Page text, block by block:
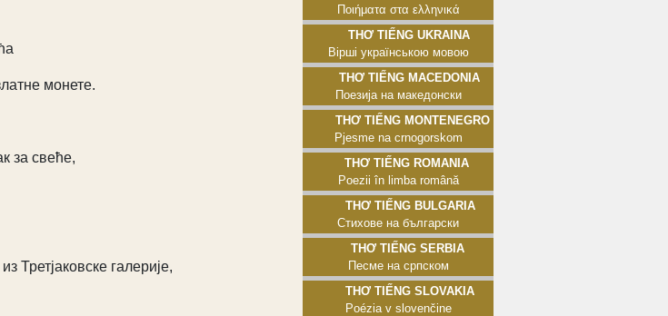
монете.
за свеће,
Третјаковске галерије,
Ποιήματα στα ελληνικά
Thơ tiếng Ukraina
Вірші українською мовою
Thơ tiếng Macedonia
Поезија на македонски
Thơ tiếng Montenegro
Pjesme na crnogorskom
Thơ tiếng Romania
Poezii în limba română
Thơ tiếng Bulgaria
Стихове на български
Thơ tiếng Serbia
Песме на српском
Thơ tiếng Slovakia
Poézia v slovenčine